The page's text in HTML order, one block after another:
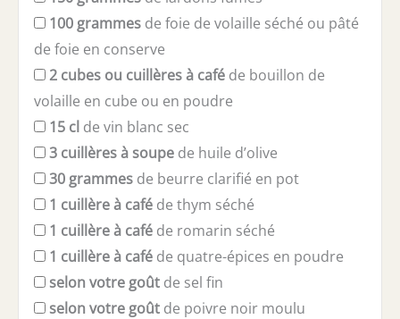
100 grammes de foie de volaille séché ou pâté
de foie en conserve
2 cubes ou cuillères à café de bouillon de
volaille en cube ou en poudre
15 cl de vin blanc sec
3 cuillères à soupe de huile d’olive
30 grammes de beurre clarifié en pot
1 cuillère à café de thym séché
1 cuillère à café de romarin séché
1 cuillère à café de quatre-épices en poudre
selon votre goût de sel fin
selon votre goût de poivre noir moulu